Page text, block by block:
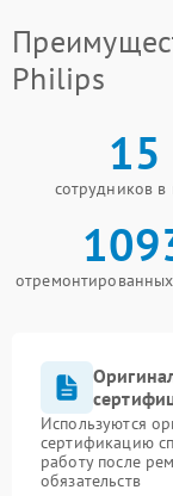
Philips
15
сотрудников в
Используются
сертификацию
работу после
обязательств